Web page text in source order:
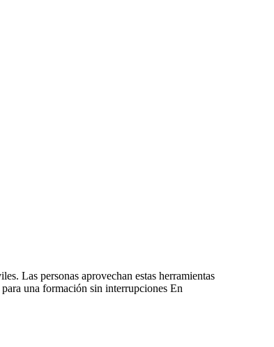
Las personas aprovechan estas herramientas
una formación sin interrupciones En